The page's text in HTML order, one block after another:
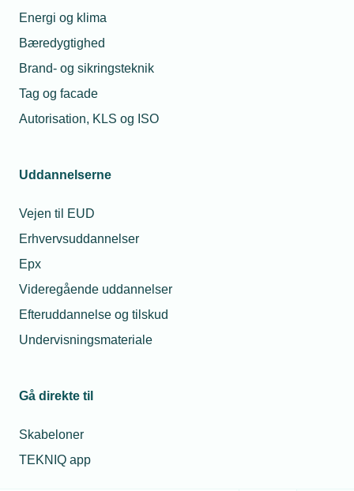
Energi og klima
Bæredygtighed
Brand- og sikringsteknik
Tag og facade
Autorisation, KLS og ISO
Uddannelserne
Vejen til EUD
Erhvervsuddannelser
Epx
Videregående uddannelser
Efteruddannelse og tilskud
Undervisningsmateriale
Gå direkte til
Skabeloner
TEKNIQ app